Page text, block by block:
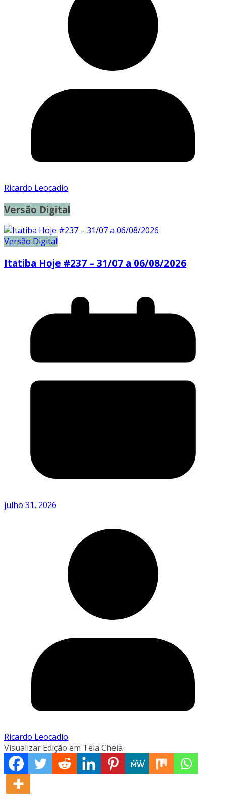
Ricardo Leocadio
Versão Digital
Versão Digital
Itatiba Hoje #237 – 31/07 a 06/08/2026
julho 31, 2026
Ricardo Leocadio
Visualizar Edição em Tela Cheia